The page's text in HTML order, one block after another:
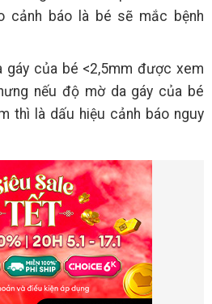
cảnh báo là bé sẽ mắc bệnh
gáy của bé <2,5mm được xem
nếu độ mờ da gáy của bé
thì là dấu hiệu cảnh báo nguy